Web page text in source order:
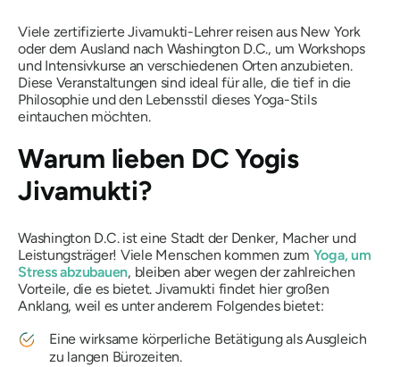
Viele zertifizierte Jivamukti-Lehrer reisen aus New York
oder dem Ausland nach Washington D.C., um Workshops
und Intensivkurse an verschiedenen Orten anzubieten.
Diese Veranstaltungen sind ideal für alle, die tief in die
Philosophie und den Lebensstil dieses Yoga-Stils
eintauchen möchten.
Warum lieben DC Yogis
Jivamukti?
Washington D.C. ist eine Stadt der Denker, Macher und
Leistungsträger! Viele Menschen kommen zum Yoga, um
Stress abzubauen, bleiben aber wegen der zahlreichen
Vorteile, die es bietet. Jivamukti findet hier großen
Anklang, weil es unter anderem Folgendes bietet:
Eine wirksame körperliche Betätigung als Ausgleich
zu langen Bürozeiten.